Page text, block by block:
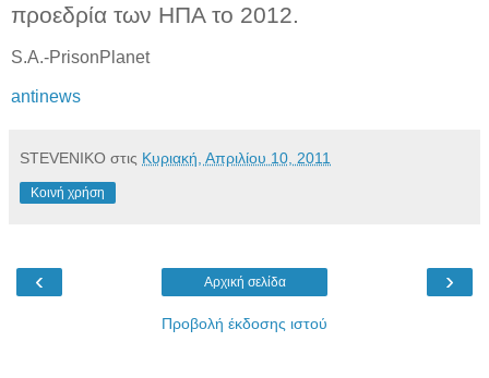
προεδρία των ΗΠΑ το 2012.
S.A.-PrisonPlanet
antinews
STEVENIKO στις Κυριακή, Απριλίου 10, 2011
Κοινή χρήση
‹ ›
Αρχική σελίδα
Προβολή έκδοσης ιστού